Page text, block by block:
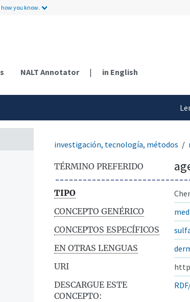
how you know.
NALT Annotator | in English
investigación, tecnología, métodos
TÉRMINO PREFERIDO
TIPO
CONCEPTO GENÉRICO
CONCEPTOS ESPECÍFICOS
EN OTRAS LENGUAS
URI
DESCARGUE ESTE
CONCEPTO: